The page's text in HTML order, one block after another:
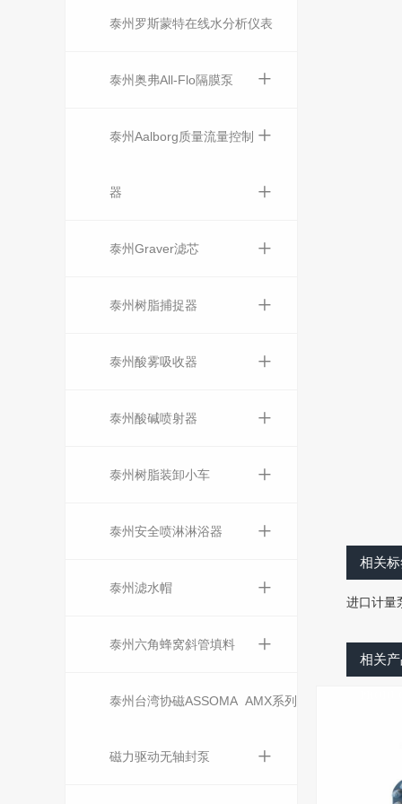
泰州罗斯蒙特在线水分析仪表
+
泰州奥弗All-Flo隔膜泵
+
泰州Aalborg质量流量控制
器 +
泰州Graver滤芯 +
泰州树脂捕捉器 +
泰州酸雾吸收器 +
泰州酸碱喷射器 +
泰州树脂装卸小车 +
泰州安全喷淋淋浴器 +
泰州滤水帽 +
泰州六角蜂窝斜管填料 +
泰州台湾协磁ASSOMA AMX系列
磁力驱动无轴封泵 +
相关
进口计量
相关